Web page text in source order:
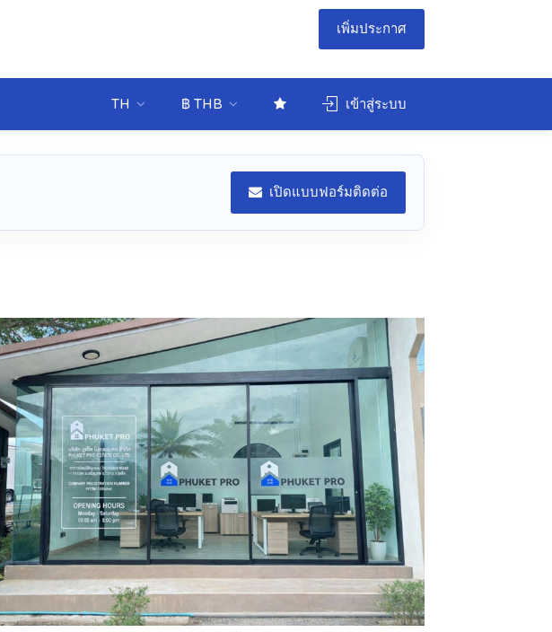
เพิ่มประกาศ
เข้าสู่ระบบ
฿ THB
TH
เปิดแบบฟอร์มติดต่อ